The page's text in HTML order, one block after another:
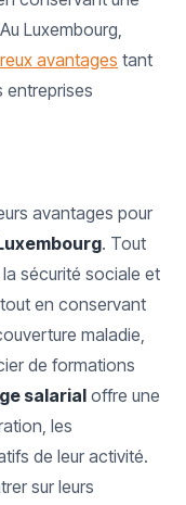
Luxembourg,
avantages tant
entreprises
avantages pour
. Tout
sécurité sociale et
en conservant
maladie,
de formations
salarial offre une
les
de leur activité.
sur leurs